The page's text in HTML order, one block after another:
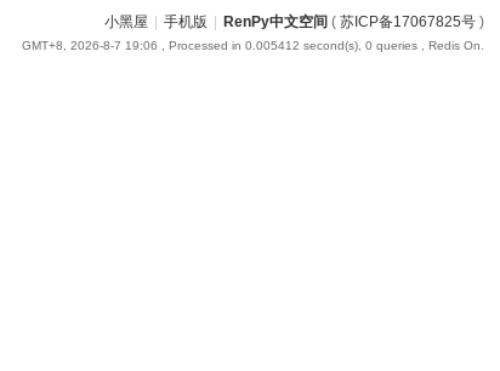
小黑屋 手机版 RenPy中文空间 ( 苏ICP备17067825号)
GMT+8, 2026-8-7 19:06 , Processed in 0.005412 second(s), 0 queries , Redis On.